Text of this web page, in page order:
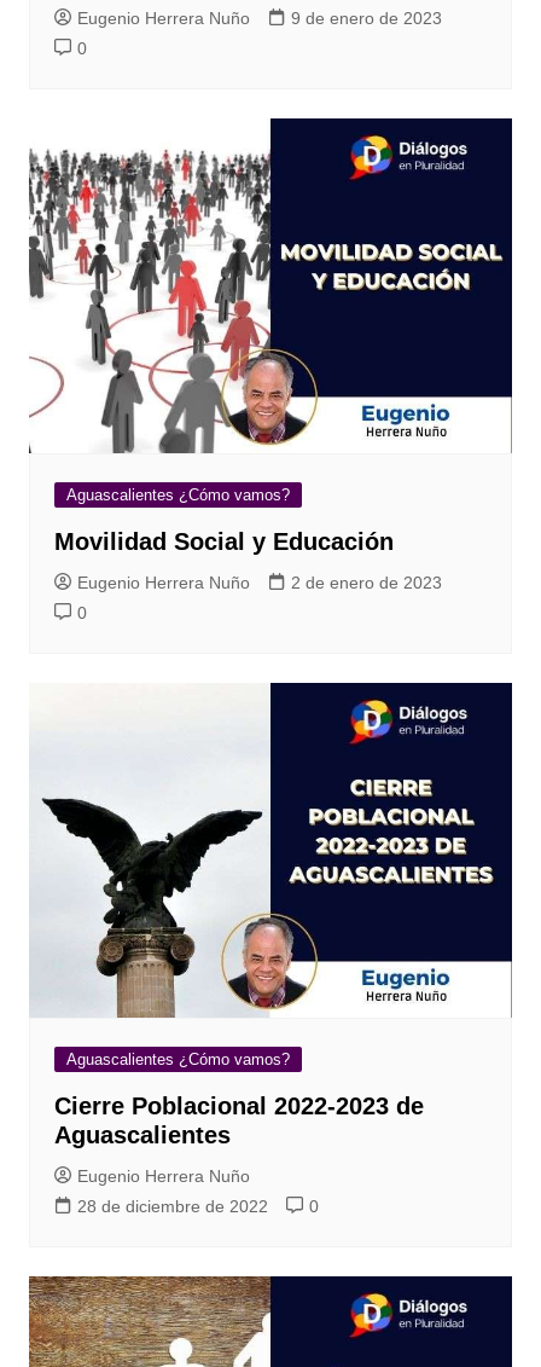
Eugenio Herrera Nuño
9 de enero de 2023
0
Aguascalientes ¿Cómo vamos?
Movilidad Social y Educación
Eugenio Herrera Nuño
2 de enero de 2023
0
Aguascalientes ¿Cómo vamos?
Cierre Poblacional 2022-2023 de
Aguascalientes
Eugenio Herrera Nuño
28 de diciembre de 2022
0